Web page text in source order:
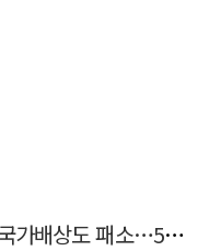
변희재, '최서원 태블릿 조작설' 국가배상도 패소…5천만원 청구 기각